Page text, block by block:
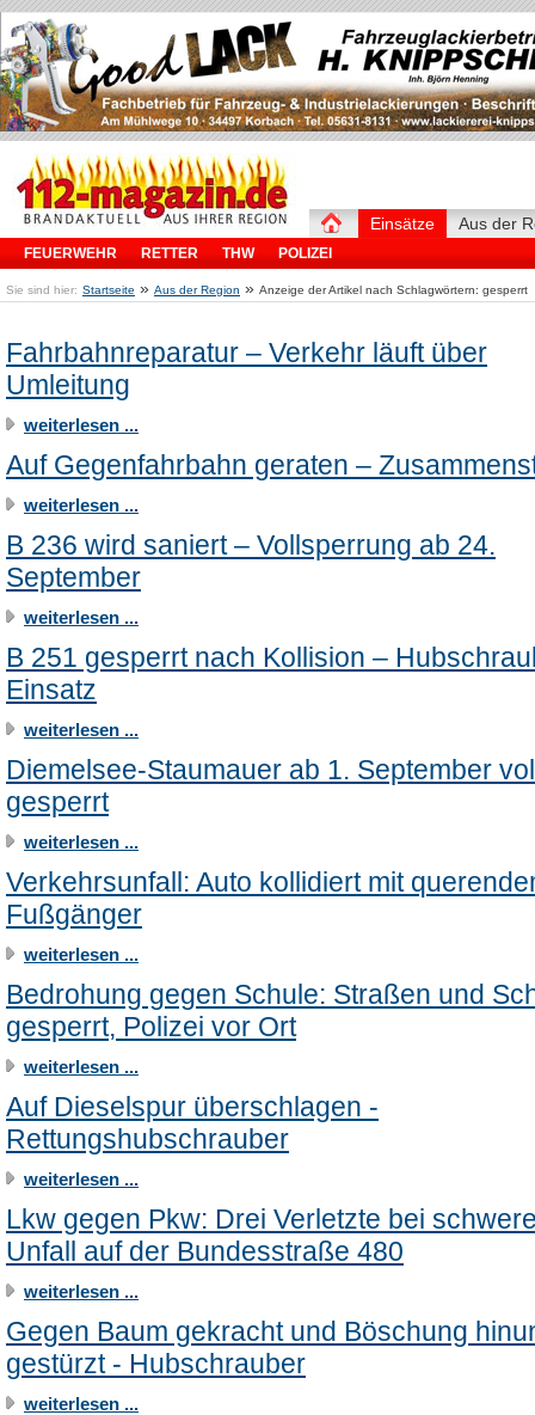
Einsätze
FEUERWEHR RETTER THW POLIZEI
Aus der
Sie sind hier: Startseite » Aus der Region » Anzeige der Artikel nach Schlagwörtern: gesperrt
Fahrbahnreparatur – Verkehr läuft über
Umleitung
weiterlesen ...
Auf Gegenfahrbahn geraten –
weiterlesen ...
B 236 wird saniert – Vollsperrung ab 24.
September
weiterlesen ...
B 251 gesperrt nach Kollision –
Einsatz
weiterlesen ...
Diemelsee-Staumauer ab 1. September
gesperrt
weiterlesen ...
Verkehrsunfall: Auto kollidiert mit
Fußgänger
weiterlesen ...
Bedrohung gegen Schule: Straßen und
gesperrt, Polizei vor Ort
weiterlesen ...
Auf Dieselspur überschlagen -
Rettungshubschrauber
weiterlesen ...
Lkw gegen Pkw: Drei Verletzte bei
Unfall auf der Bundesstraße 480
weiterlesen ...
Gegen Baum gekracht und Böschung
gestürzt - Hubschrauber
weiterlesen ...